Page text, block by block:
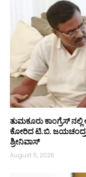
ತುಮಕೂರು ಕಾಂಗ್ರೆಸ್
ಕೋರಿದ ಟಿ.ಬಿ.
ಶ್ರೀನಿವಾಸ್
August 5, 2026